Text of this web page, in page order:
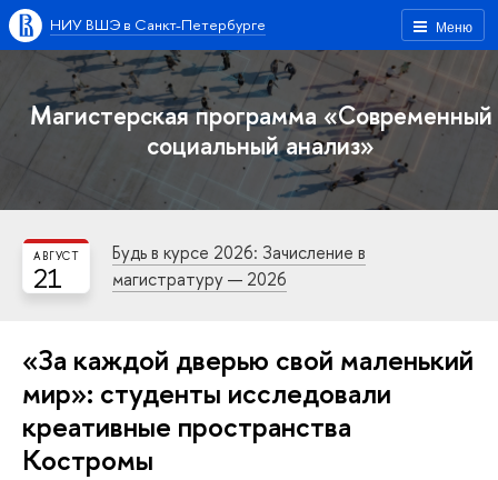
Меню
НИУ ВШЭ в Санкт-Петербурге
Магистерская программа «Современный
социальный анализ»
21
АВГУСТ
Будь в курсе 2026: Зачисление в
магистратуру — 2026
«За каждой дверью свой маленький
мир»: студенты исследовали
креативные пространства
Костромы